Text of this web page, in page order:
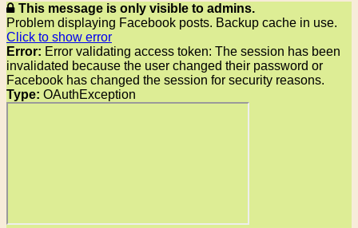
This message is only visible to admins.
Problem displaying Facebook posts. Backup cache in use.
Click to show error
Error: Error validating access token: The session has been
invalidated because the user changed their password or
Facebook has changed the session for security reasons.
Type: OAuthException